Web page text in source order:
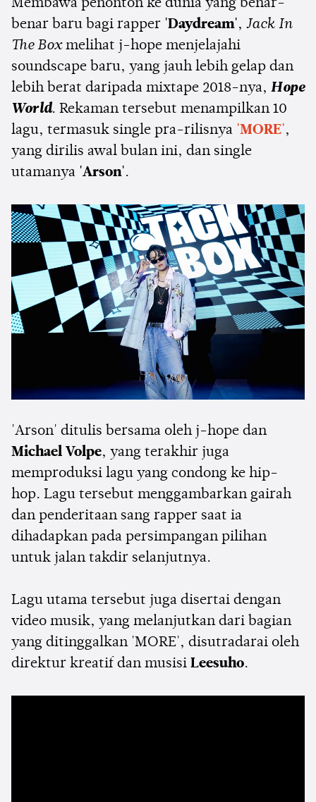
Membawa penonton ke dunia yang benar-
benar baru bagi rapper 'Daydream', Jack In
The Boxmelihat j-hope menjelajahi
soundscape baru, yang jauh lebih gelap dan
lebih berat daripada mixtape 2018-nya, Hope
World. Rekaman tersebut menampilkan 10
lagu, termasuk single pra-rilisnya 'MORE',
yang dirilis awal bulan ini, dan single
utamanya 'Arson'.
'Arson' ditulis bersama oleh j-hope dan
Michael Volpe, yang terakhir juga
memproduksi lagu yang condong ke hip-
hop. Lagu tersebut menggambarkan gairah
dan penderitaan sang rapper saat ia
dihadapkan pada persimpangan pilihan
untuk jalan takdir selanjutnya.
Lagu utama tersebut juga disertai dengan
video musik, yang melanjutkan dari bagian
yang ditinggalkan 'MORE', disutradarai oleh
direktur kreatif dan musisi Leesuho.